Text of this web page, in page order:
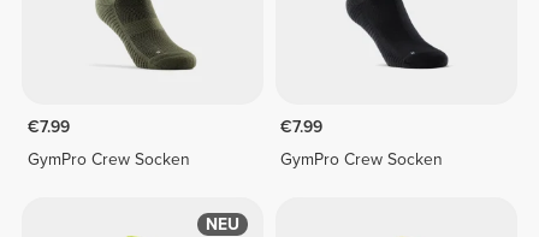
€7.99
GymPro Crew Socken
€7.99
GymPro Crew Socken
NEU